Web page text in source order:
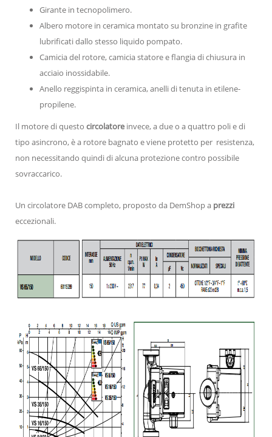
Girante in tecnopolimero.
Albero motore in ceramica montato su bronzine in grafite
lubrificati dallo stesso liquido pompato.
Camicia del rotore, camicia statore e flangia di chiusura in
acciaio inossidabile.
Anello reggispinta in ceramica, anelli di tenuta in etilene-
propilene.
Il motore di questo circolatore invece, a due o a quattro poli e di
tipo asincrono, è a rotore bagnato e viene protetto per resistenza,
non necessitando quindi di alcuna protezione contro possibile
sovraccarico.
Un circolatore DAB completo, proposto da DemShop a prezzi
eccezionali.